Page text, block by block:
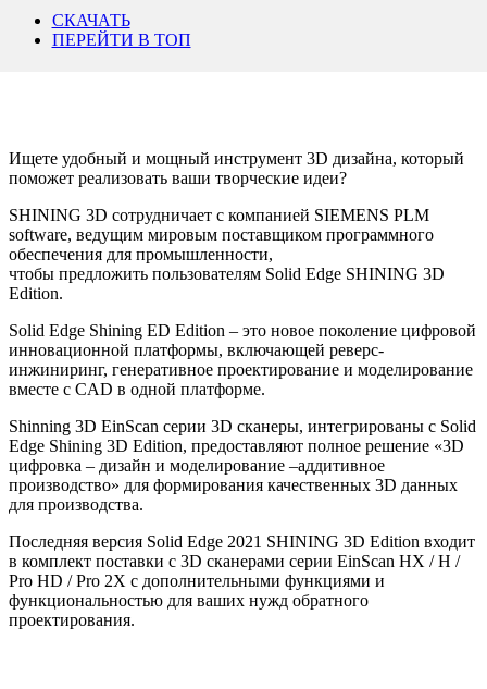
СКАЧАТЬ
ПЕРЕЙТИ В ТОП
Ищете удобный и мощный инструмент 3D дизайна, который
поможет реализовать ваши творческие идеи?
SHINING 3D сотрудничает с компанией SIEMENS PLM
software, ведущим мировым поставщиком программного
обеспечения для промышленности,
чтобы предложить пользователям Solid Edge SHINING 3D
Edition.
Solid Edge Shining ED Edition – это новое поколение цифровой
инновационной платформы, включающей реверс-
инжиниринг, генеративное проектирование и моделирование
вместе с CAD в одной платформе.
Shinning 3D EinScan cерии 3D сканеры, интегрированы с Solid
Edge Shining 3D Edition, предоставляют полное решение «3D
цифровка – дизайн и моделирование –аддитивное
производство» для формирования качественных 3D данных
для производства.
Последняя версия Solid Edge 2021 SHINING 3D Edition входит
в комплект поставки с 3D сканерами серии EinScan HX / H /
Pro HD / Pro 2X с дополнительными функциями и
функциональностью для ваших нужд обратного
проектирования.